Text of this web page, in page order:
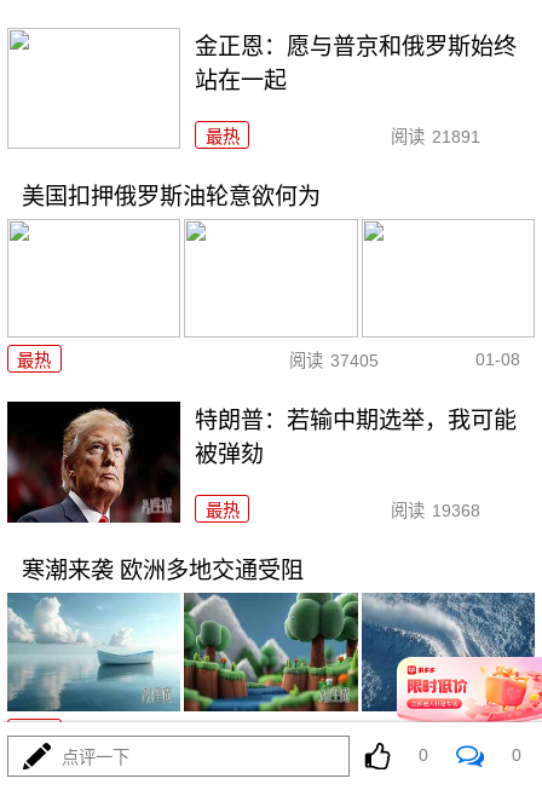
金正恩：愿与普京和俄罗斯始终
站在一起
最热 阅读 21891
美国扣押俄罗斯油轮意欲何为
最热 阅读 37405 01-08
特朗普：若输中期选举，我可能
被弹劾
最热 阅读 19368
寒潮来袭 欧洲多地交通受阻
最热 阅读 26478
点评一下 0 0